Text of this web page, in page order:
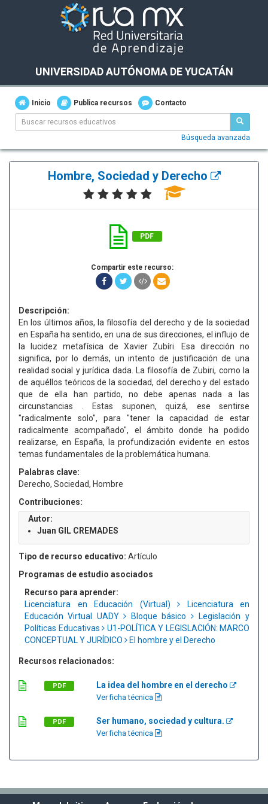
UNIVERSIDAD AUTÓNOMA DE YUCATÁN
Inicio Publica recursos Contacto
Búsqueda avanzada
Hombre, Sociedad y Derecho
PDF
Compartir este recurso:
Descripción:
En los últimos años, la filosofía del derecho y de la sociedad
en España ha sentido, en una de sus direcciones, el influjo de
la lucidez metafísica de Xavier Zubíri. Esa dirección no
significa, por lo demás, un intento de justificación de una
realidad social y jurídica dada. La filosofía de Zubiri, como la
de aquéllos teóricos de la sociedad, del derecho y del estado
que de ella han partido, no debe apenas nada a las
circunstancias . Estas suponen, quizá, ese sentirse
"radicalmente solo", para "tener la capacidad de estar
radicalmente acompañado", el ámbito donde ha podido
realizarse, en España, la profundización evidente en estos
temas fundamentales de la problemática humana.
Palabras clave:
Derecho, Sociedad, Hombre
Contribuciones:
Autor:
Juan GIL CREMADES
Tipo de recurso educativo: Artículo
Programas de estudio asociados
Recurso para aprender:
Licenciatura en Educación (Virtual)
Licenciatura en
Educación Virtual UADY
Bloque básico
Legislación y
Políticas Educativas
U1-POLÍTICA Y LEGISLACIÓN: MARCO
CONCEPTUAL Y JURÍDICO
El hombre y el Derecho
Recursos relacionados:
PDF La idea del hombre en el derecho
Ver ficha técnica
PDF Ser humano, sociedad y cultura.
Ver ficha técnica